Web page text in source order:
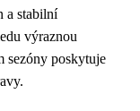
a stabilní
výraznou
sezóny poskytuje